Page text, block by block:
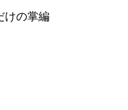
けの掌編